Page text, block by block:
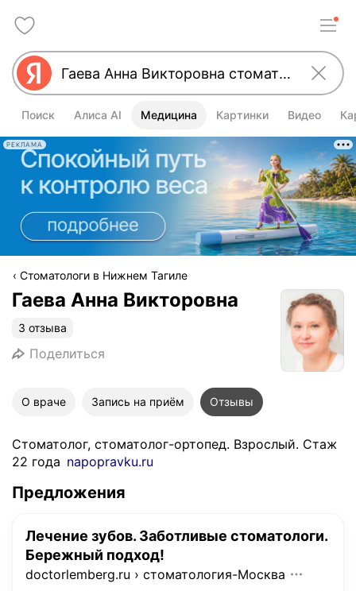
Поиск Алиса AI Медицина Картинки Видео
РЕКЛАМА
Стоматологи в Нижнем Тагиле
Гаева Анна Викторовна
3 отзыва
Поделиться
О враче Запись на приём Отзывы
Стоматолог, стоматолог-ортопед. Взрослый. Стаж
22 года napopravku.ru
Предложения
Лечение зубов. Заботливые стоматологи.
Бережный подход!
doctorlemberg.ru › стоматология-Москва